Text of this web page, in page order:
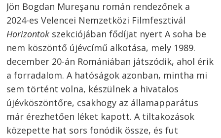
Jön Bogdan Mureşanu román rendezőnek a
2024-es Velencei Nemzetközi Filmfesztivál
Horizontok szekciójában fődíjat nyert A soha be
nem köszöntő újévcímű alkotása, mely 1989.
december 20-án Romániában játszódik, ahol érik
a forradalom. A hatóságok azonban, mintha mi
sem történt volna, készülnek a hivatalos
újévköszöntőre, csakhogy az államapparátus
már érezhetően léket kapott. A tiltakozások
közepette hat sors fonódik össze, és fut
Bejegyzés
navigáció